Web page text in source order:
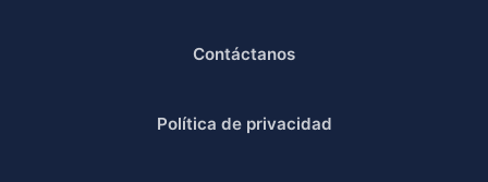
Contáctanos
Política de privacidad